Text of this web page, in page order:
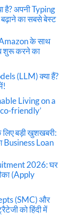
है? अपनी Typing
का सबसे बेस्ट
के साथ
शुरू करने का
(LLM) क्या हैं?
Living on a
friendly’
बड़ी खुशखबरी:
Business Loan
2026: घर
(Apply
(SMC) और
को हिंदी में